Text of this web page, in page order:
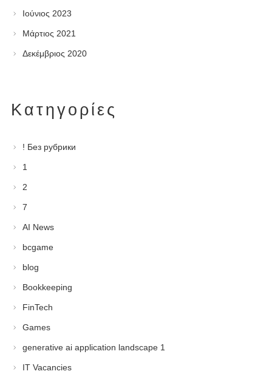
Ιούνιος 2023
Μάρτιος 2021
Δεκέμβριος 2020
Kατηγορίες
! Без рубрики
1
2
7
AI News
bcgame
blog
Bookkeeping
FinTech
Games
generative ai application landscape 1
IT Vacancies